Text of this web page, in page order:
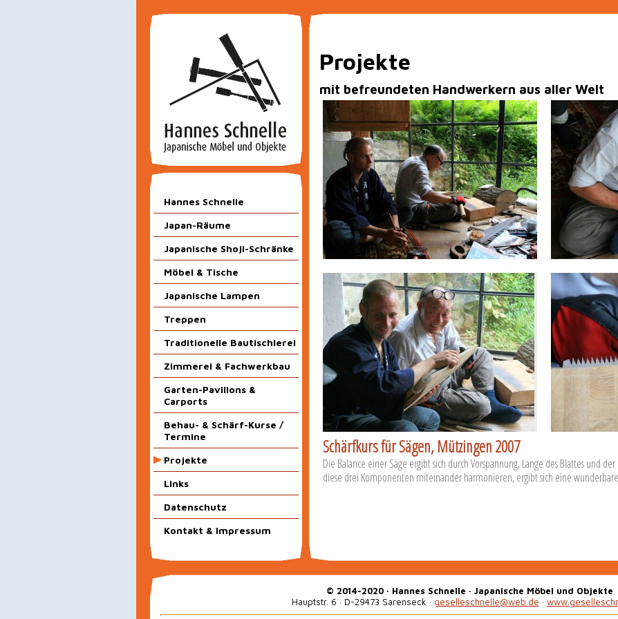
Hannes Schnelle
Japan-Räume
Japanische Shoji-Schränke
Möbel & Tische
Japanische Lampen
Treppen
Traditionelle Bautischlerei
Zimmerei & Fachwerkbau
Garten-Pavillons &
Carports
Behau- & Schärf-Kurse /
Termine
Projekte
Links
Datenschutz
Kontakt & Impressum
Projekte
mit befreundeten Handwerkern aus aller Welt
Schärfkurs für Sägen, Mützingen 2007
Die Balance einer Säge ergibt sich durch Vorspannung, Länge des Blattes und
diese drei Komponenten miteinander harmonieren, ergibt sich eine
© 2014-2020 · Hannes Schnelle · Japanische Möbel und Objekte
Hauptstr. 6 · D-29473 Sarenseck · geselleschnelle@web.de ·